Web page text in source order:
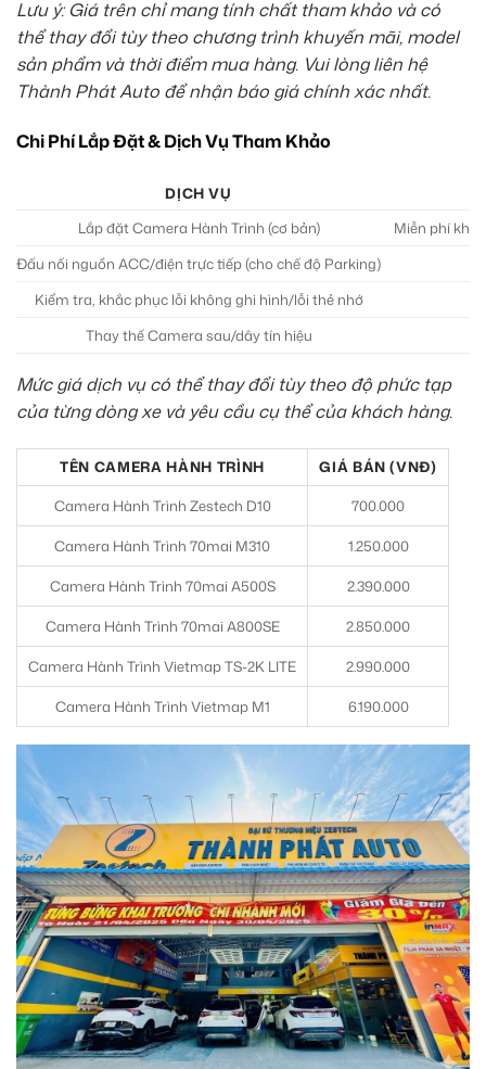
Lưu ý: Giá trên chỉ mang tính chất tham khảo và có
thể thay đổi tùy theo chương trình khuyến mãi, model
sản phẩm và thời điểm mua hàng. Vui lòng liên hệ
Thành Phát Auto để nhận báo giá chính xác nhất.
Chi Phí Lắp Đặt & Dịch Vụ Tham Khảo
DỊCH VỤ
Lắp đặt Camera Hành Trình (cơ bản)
Miễn phí khi
Đấu nối nguồn ACC/điện trực tiếp (cho chế độ Parking)
Kiểm tra, khắc phục lỗi không ghi hình/lỗi thẻ nhớ
Thay thế Camera sau/dây tín hiệu
Mức giá dịch vụ có thể thay đổi tùy theo độ phức tạp
của từng dòng xe và yêu cầu cụ thể của khách hàng.
TÊN CAMERA HÀNH TRÌNH
GIÁ BÁN (VNĐ)
Camera Hành Trình Zestech D10
700.000
Camera Hành Trình 70mai M310 1.250.000
Camera Hành Trình 70mai A500S 2.390.000
Camera Hành Trình 70mai A800SE 2.850.000
Camera Hành Trình Vietmap TS-2K LITE 2.990.000
Camera Hành Trình Vietmap M1 6.190.000